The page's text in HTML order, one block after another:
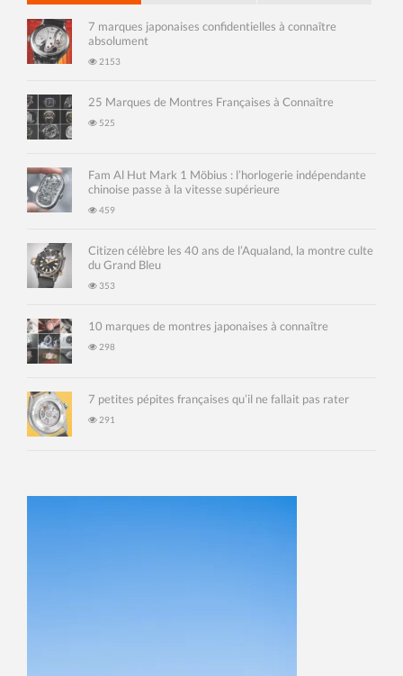
7 marques japonaises confidentielles à connaître
absolument
2153
25 Marques de Montres Françaises à Connaître
525
Fam Al Hut Mark 1 Möbius : l’horlogerie indépendante
chinoise passe à la vitesse supérieure
459
Citizen célèbre les 40 ans de l’Aqualand, la montre culte
du Grand Bleu
353
10 marques de montres japonaises à connaître
298
7 petites pépites françaises qu’il ne fallait pas rater
291